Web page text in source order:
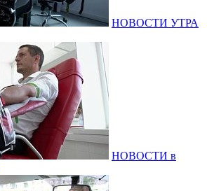
НОВОСТИ УТРА
НОВОСТИ в